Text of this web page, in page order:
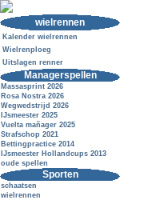
wielrennen
Kalender wielrennen
Wielrenploeg
Uitslagen renner
Managerspellen
Massasprint 2026
Rosa Nostra 2026
Wegwedstrijd 2026
IJsmeester 2025
Vuelta mañager 2025
Strafschop 2021
Bettingpractice 2014
IJsmeester Hollandcups 2013
oude spellen
Sporten
schaatsen
wielrennen